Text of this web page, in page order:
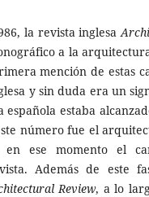
la revista inglesa
a la
mención de estas
y sin duda era un
estaba
número fue el
en ese momento el
Además de este
Review, a lo